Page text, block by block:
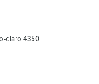
claro 4350